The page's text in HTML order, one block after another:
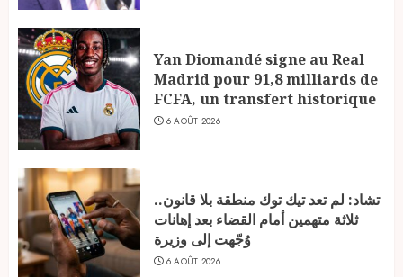
Yan Diomandé signe au Real
Madrid pour 91,8 milliards de
FCFA, un transfert historique
6 AOÛT 2026
تشاد: لم تعد تيك توك منطقة بلا قانون..
ثلاثة متهمين أمام القضاء بعد إهانات
وُجّهت إلى وزيرة
6 AOÛT 2026